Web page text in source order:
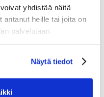
yhdistää näitä
antanut heille tai joita on
palvelujaan.
Näytä tiedot